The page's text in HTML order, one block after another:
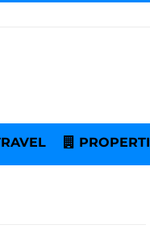
PROPERTI